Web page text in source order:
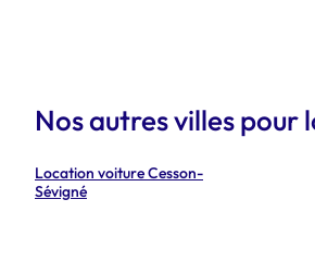
Nos autres villes pour
Location voiture Cesson-
Sévigné